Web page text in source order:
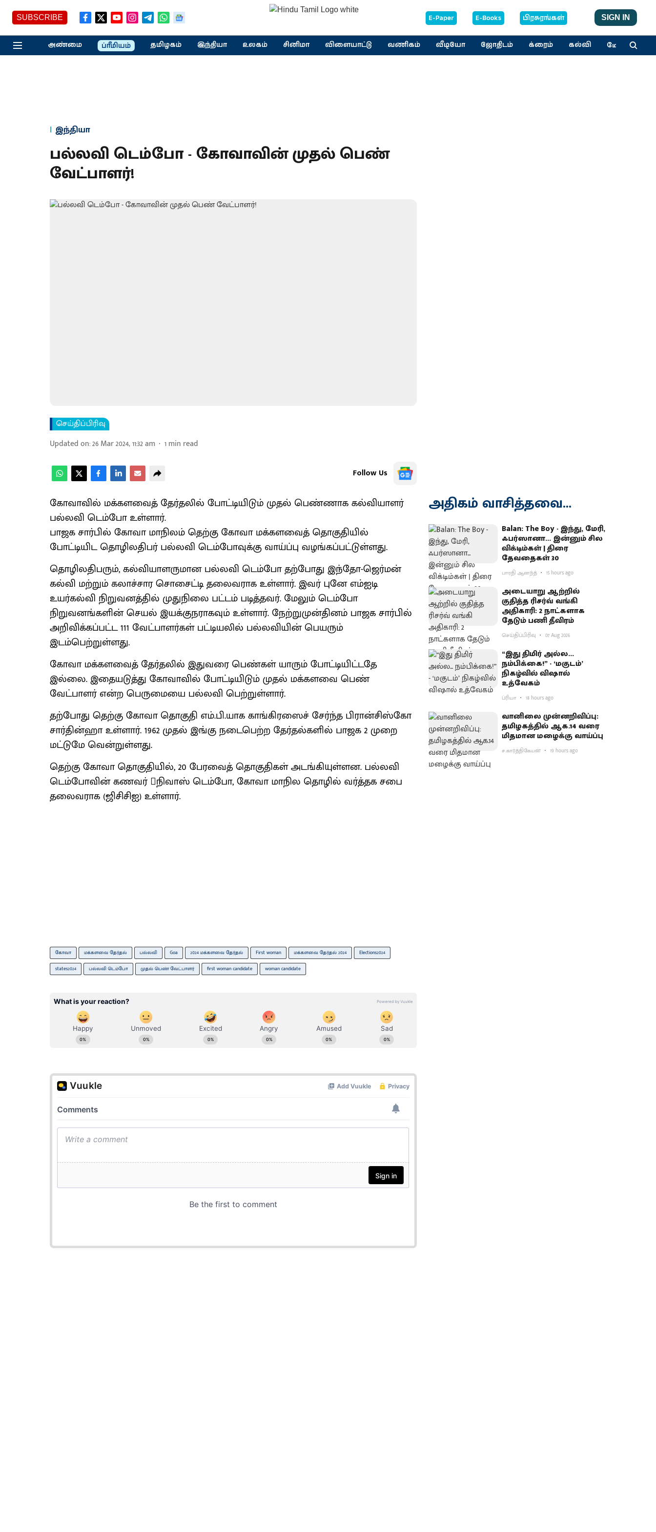
SUBSCRIBE E-Paper E-Books பிரசுரங்கள் SIGN IN
அண்மை ப்ரீமியம் தமிழகம் இந்தியா உலகம் சினிமா விளையாட்டு வணிகம் வீடியோ ஜோதிடம் க்ரைம் கல்வி மேலும்
இந்தியா
பல்லவி டெம்போ - கோவாவின் முதல் பெண்
வேட்பாளர்!
செய்திப்பிரிவு
Updated on:26 Mar 2024, 11:32 am 1min read
Follow Us
கோவாவில் மக்களவைத் தேர்தலில் போட்டியிடும் முதல் பெண்ணாக கல்வியாளர்
பல்லவி டெம்போ உள்ளார்.
பாஜக சார்பில் கோவா மாநிலம் தெற்கு கோவா மக்களவைத் தொகுதியில்
போட்டியிட தொழிலதிபர் பல்லவி டெம்போவுக்கு வாய்ப்பு வழங்கப்பட்டுள்ளது.
தொழிலதிபரும், கல்வியாளருமான பல்லவி டெம்போ தற்போது இந்தோ-ஜெர்மன்
கல்வி மற்றும் கலாச்சார சொசைட்டி தலைவராக உள்ளார். இவர் புனே எம்ஐடி
உயர்கல்வி நிறுவனத்தில் முதுநிலை பட்டம் படித்தவர். மேலும் டெம்போ
நிறுவனங்களின் செயல் இயக்குநராகவும் உள்ளார். நேற்றுமுன்தினம் பாஜக சார்பில்
அறிவிக்கப்பட்ட 111 வேட்பாளர்கள் பட்டியலில் பல்லவியின் பெயரும்
இடம்பெற்றுள்ளது.
கோவா மக்களவைத் தேர்தலில் இதுவரை பெண்கள் யாரும் போட்டியிட்டதே
இல்லை. இதையடுத்து கோவாவில் போட்டியிடும் முதல் மக்களவை பெண்
வேட்பாளர் என்ற பெருமையை பல்லவி பெற்றுள்ளார்.
தற்போது தெற்கு கோவா தொகுதி எம்.பி.யாக காங்கிரஸைச் சேர்ந்த பிரான்சிஸ்கோ
சார்தின்ஹா உள்ளார். 1962 முதல் இங்கு நடைபெற்ற தேர்தல்களில் பாஜக 2 முறை
மட்டுமே வென்றுள்ளது.
தெற்கு கோவா தொகுதியில், 20 பேரவைத் தொகுதிகள் அடங்கியுள்ளன. பல்லவி
டெம்போவின் கணவர் நிவாஸ் டெம்போ, கோவா மாநில தொழில் வர்த்தக சபை
தலைவராக (ஜிசிசிஐ) உள்ளார்.
கோவா மக்களவை தேர்தல் பல்லவி Goa 2024 மக்களவை தேர்தல் First woman மக்களவை தேர்தல் 2024 Elections2024
states2024 பல்லவி டெம்போ முதல் பெண் வேட்பாளர் first woman candidate woman candidate
அதிகம் வாசித்தவை...
Balan: The Boy - இந்து, மேரி,
ஃபர்ஸானா... இன்னும் சில
விக்டிம்கள் | திரை
தேவதைகள் 30
பாரதி ஆனந்த் 15 hours ago
அடையாறு ஆற்றில்
குதித்த ரிசர்வ் வங்கி
அதிகாரி: 2 நாட்களாக
தேடும் பணி தீவிரம்
செய்திப்பிரிவு 07 Aug 2026
“இது திமிர் அல்ல...
நம்பிக்கை!” - ‘மகுடம்’
நிகழ்வில் விஷால்
உத்வேகம்
ப்ரியா 18 hours ago
வானிலை முன்னறிவிப்பு:
தமிழகத்தில் ஆக.14 வரை
மிதமான மழைக்கு வாய்ப்பு
ச.கார்த்திகேயன் 19 hours ago